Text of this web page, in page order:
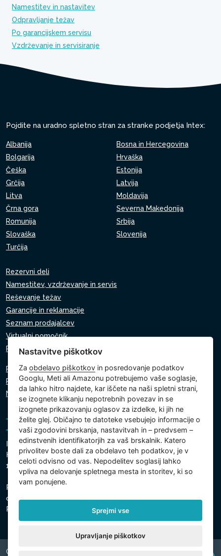
Namestitev in nastavitev
Odpravljanje težav
Po garancijskem servisu
Vzdrževanje in servisiranje
Pojdite na uradno spletno stran za stranke podjetja Intex:
Albanija
Bosna in Hercegovina
Bolgarija
Hrvaška
Češka
Estonija
Grčija
Latvija
Litva
Moldavija
Črna gora
Severna Makedonija
Romunija
Srbija
Slovaška
Slovenija
Turčija
Rezervni deli
Namestitev, vzdrževanje in servis
Reševanje težav
Garancije in reklamacije
Seznam prodajalcev
Virtualni pomočnik
Pišite nam
Politika zasebnosti
Politika piškotkov
Nastavitve piškotkov
Intex Trading, s.r.o.
Hradecká 2526/3
130 00 Praga 3 - Češka
Podjetje je registrirano pri Mestnem sodišču v Pragi,
oddelek C, vložek 74759
Registrska št. 26150808, ID za DDV: CZ26150808
Copyright © 2026 INTEX TRADING s.r.o. Všechna
Nastavitve piškotkov
Zaobdelavo piškotkov in posredovanje podatkov
Googlu, Meti ali Amazonu potrebujemo vaše soglasje,
da lahko hitro najdete, kar iščete na naši spletni strani,
se izognete klikanju nepotrebnih povezav in se
izognete prikazovanju oglasov za izdelke, ki jih ne
želite glej. Običajno te datoteke vsebujejo informacije o
vaši zgodovini brskanja, nastavitvah in – predvsem –
edinstvenih identifikatorjih za vaš brskalnik. Katero
privolitev boste dali za obdelavo teh podatkov, je v
celoti odvisno od vas. Nepodelitev soglasij lahko
vpliva na delovanje spletnega mesta in storitev, ki so
vam ponujene.
Sprejmi vse
Upravljanje piškotkov